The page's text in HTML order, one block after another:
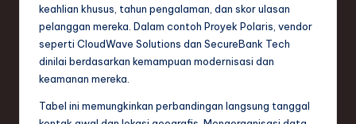
keahlian khusus, tahun pengalaman, dan skor ulasan
pelanggan mereka. Dalam contoh Proyek Polaris, vendor
seperti CloudWave Solutions dan SecureBank Tech
dinilai berdasarkan kemampuan modernisasi dan
keamanan mereka.
Tabel ini memungkinkan perbandingan langsung tanggal